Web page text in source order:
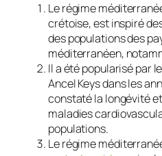
Le régime
crétoise, est inspiré
des populations des
méditerranéen,
Il a été popularisé par
Ancel Keys dans les
constaté la longévité
maladies
populations.
Le régime